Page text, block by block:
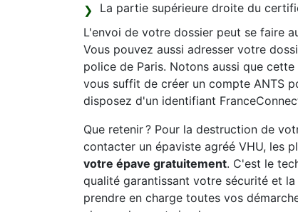
La partie supérieure droite du
L'envoi de votre dossier peut se faire
Vous pouvez aussi adresser votre
police de Paris. Notons aussi que
vous suffit de créer un compte ANTS
disposez d'un identifiant
Que retenir ? Pour la destruction de
contacter un épaviste agréé VHU, les
votre épave gratuitement. C'est le
qualité garantissant votre sécurité et
prendre en charge toutes vos